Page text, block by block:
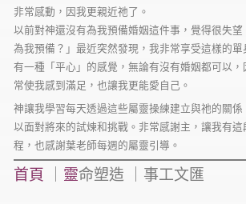
非常感動，因我更親近祂了。
以前對神還沒有為我預備婚姻這件事，覺得很失
為我預備？」最近突然發現，我非常享受這樣的
有一種「平心」的感覺，無論有沒有婚姻都可以
常使我感到滿足，也讓我更能愛自己。
神讓我學習每天透過這些屬靈操練建立與祂的關
以面對將來的試煉和挑戰。非常感謝主，讓我有
程，也感謝葉老師每週的屬靈引導。
首頁 靈命塑造 ｜事工文匯